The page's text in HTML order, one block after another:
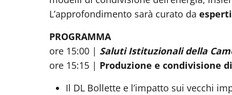
L’approfondimento sarà curato da
PROGRAMMA
ore 15:00 | Saluti Istituzionali della
ore 15:15 | Produzione e condivisione
Il DL Bollette e l’impatto sui vecchi